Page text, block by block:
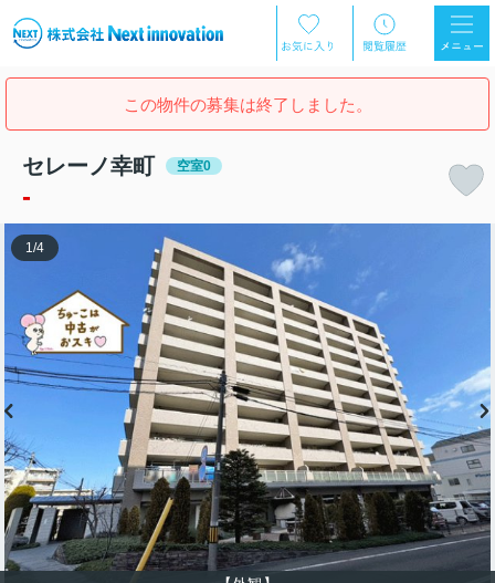
この物件の募集は終了しました。
セレーノ幸町 空室0
-
1 /4